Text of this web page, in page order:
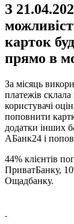
З
карток
прямо в
За місяць
платежів
користувачі
поповнити
додатки інших
АБанк24 і
44% клієнтів
ПриватБанку,
Ощадбанку.